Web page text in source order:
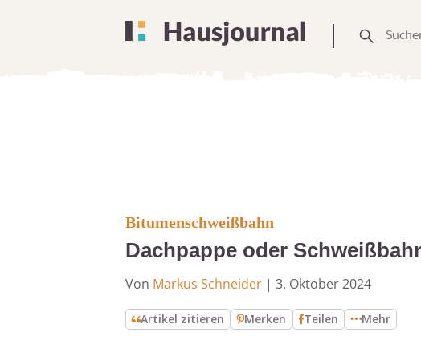
Bitumenschweißbahn
Dachpappe oder
Von Markus Schneider | 3. Oktober 2024
Artikel zitieren Merken Teilen Mehr